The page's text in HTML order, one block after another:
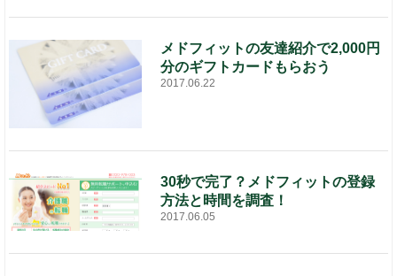
メドフィットの友達紹介で2,000円
分のギフトカードもらおう
2017.06.22
30秒で完了？メドフィットの登録
方法と時間を調査！
2017.06.05